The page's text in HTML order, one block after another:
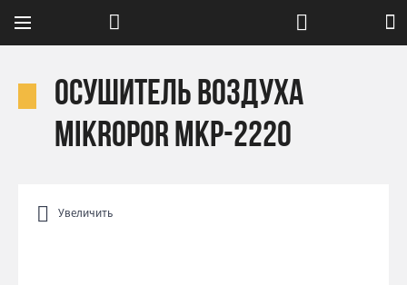
Осушитель воздуха
Mikropor MKP-2220
Увеличить